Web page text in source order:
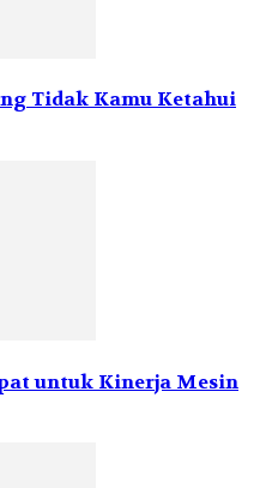
Tidak Kamu Ketahui
untuk Kinerja Mesin